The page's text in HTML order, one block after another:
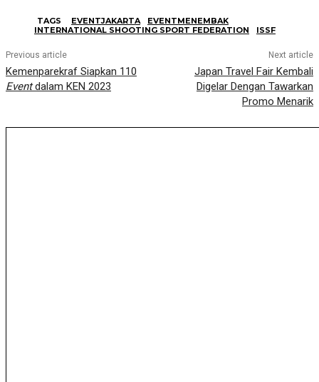
TAGS EVENTJAKARTA
EVENTMENEMBAK
INTERNATIONAL SHOOTING SPORT FEDERATION
ISSF
Previous article
Kemenparekraf Siapkan 110
Eventdalam KEN 2023
Next article
Japan Travel Fair Kembali
Digelar Dengan Tawarkan
Promo Menarik